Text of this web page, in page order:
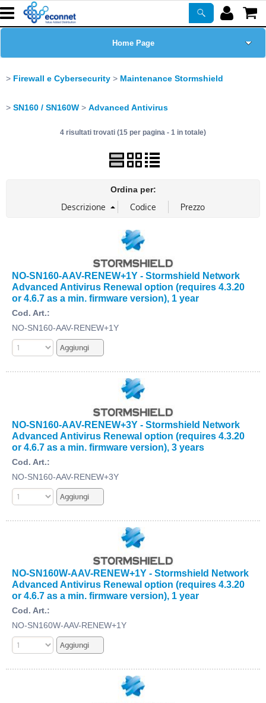
Home Page
Prodotti
Corsi
ASSISTENZA
Certificazioni
Newsletter
PROMO ATTIVE
Firewall e Cybersecurity Maintenance Stormshield
SN160 / SN160W Advanced Antivirus
4 risultati trovati (15 per pagina - 1 in totale)
Ordina per:
NO-SN160-AAV-RENEW+1Y - Stormshield Network
Advanced Antivirus Renewal option (requires 4.3.20
or 4.6.7 as a min. firmware version), 1 year
Cod. Art.:
NO-SN160-AAV-RENEW+1Y
NO-SN160-AAV-RENEW+3Y - Stormshield Network
Advanced Antivirus Renewal option (requires 4.3.20
or 4.6.7 as a min. firmware version), 3 years
Cod. Art.:
NO-SN160-AAV-RENEW+3Y
NO-SN160W-AAV-RENEW+1Y - Stormshield Network
Advanced Antivirus Renewal option (requires 4.3.20
or 4.6.7 as a min. firmware version), 1 year
Cod. Art.:
NO-SN160W-AAV-RENEW+1Y